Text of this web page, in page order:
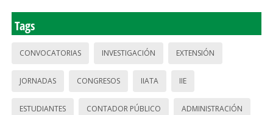
Tags
CONVOCATORIAS INVESTIGACIÓN EXTENSIÓN
JORNADAS CONGRESOS IIATA IIE
ESTUDIANTES CONTADOR PÚBLICO ADMINISTRACIÓN